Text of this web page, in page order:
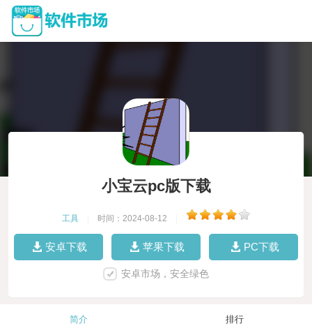
小宝云pc版下载
工具 时间：2024-08-12
安卓下载 苹果下载 PC下载
安卓市场，安全绿色
简介 排行